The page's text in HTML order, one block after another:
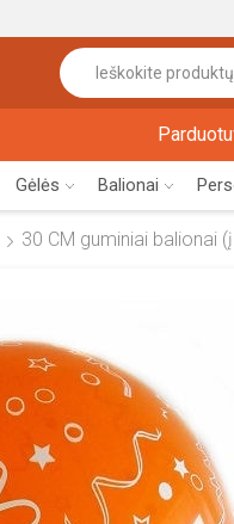
Gėlės Balionai
30 CM guminiai balionai